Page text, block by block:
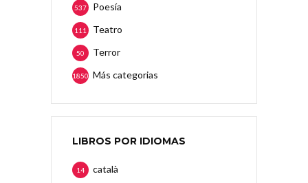
Poesía
537
Teatro
111
Terror
50
Más categorias
1850
LIBROS POR IDIOMAS
català
14